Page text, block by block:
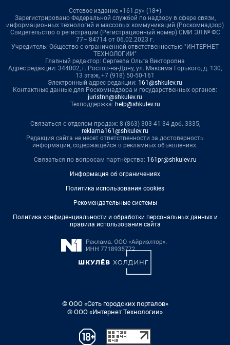
Сетевое издание «161.ру» (18+)
Зарегистрировано Федеральной службой по надзору в сфере связи,
информационных технологий и массовых коммуникаций (Роскомнадзор)
Свидетельство о регистрации (Регистрационный номер) СМИ ЭЛ № ФС
77– 84714 от 06.02.2023 г.
Учредитель: Общество с ограниченной ответственностью "ИНТЕРНЕТ
ТЕХНОЛОГИИ"
Главный редактор: Сергеева Ольга Викторовна
Адрес редакции: 344002, г. Ростов-на-Дону, ул. Максима Горького, д. 130,
13 этаж, +7 (918) 50-50-161
Электронный адрес редакции: 161@shkulev.ru
Контактные данные для Роскомнадзора и государственных органов:
juristnn@shkulev.ru
Техподдержка: help@shkulev.ru
Связаться с отделом продаж: 8 (863) 303-41-34 доб. 3335,
reklama161@shkulev.ru
Редакция сайта не несет ответственности за достоверность
информации, содержащейся в рекламных объявлениях.
Связаться по вопросам партнёрства: 161pr@shkulev.ru
Информация об ограничениях
Политика использования cookies
Рекомендательные системы
Политика конфиденциальности и обработки персональных данных и
правила использования сайта
© ООО «Сеть городских порталов»
© ООО «Интернет Технологии»